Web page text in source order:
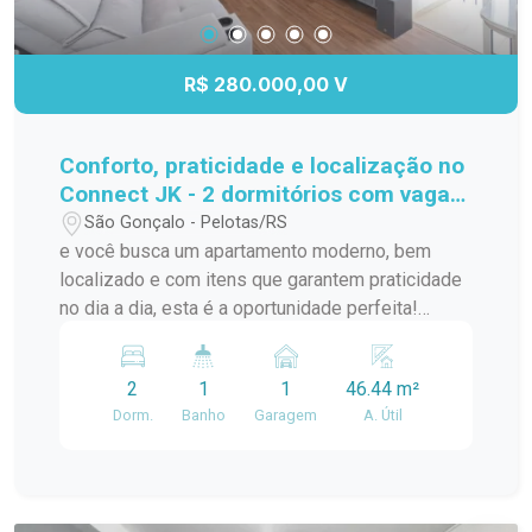
R$ 280.000,00 V
Conforto, praticidade e localização no
Connect JK - 2 dormitórios com vaga
privativa!
São Gonçalo - Pelotas/RS
e você busca um apartamento moderno, bem
localizado e com itens que garantem praticidade
no dia a dia, esta é a oportunidade perfeita!
Connect JK, na Av. JK de Oliveira, este imóvel
oferece tudo que você precisa para morar bem e
com comodidade. A poucos metros do Carrefour,
2
Dorm.
1
Banho
1
Garagem
46.44 m²
A. Útil